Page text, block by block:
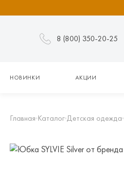
8 (800) 350-20-25
НОВИНКИ АКЦИИ
Главная Каталог Детская одежда